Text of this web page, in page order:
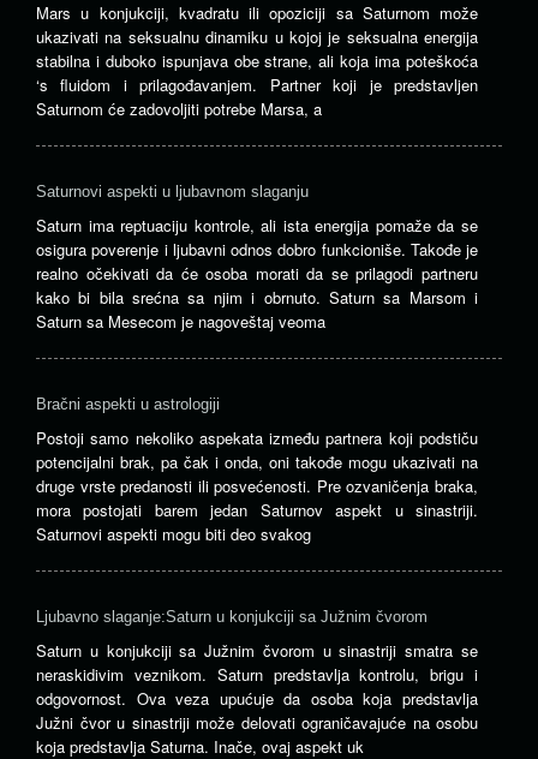
Mars u konjukciji, kvadratu ili opoziciji sa Saturnom može
ukazivati ​​na seksualnu dinamiku u kojoj je seksualna energija
stabilna i duboko ispunjava obe strane, ali koja ima poteškoća
‘s fluidom i prilagođavanjem. Partner koji je predstavljen
Saturnom će zadovoljiti potrebe Marsa, a
Saturnovi aspekti u ljubavnom slaganju
Saturn ima reptuaciju kontrole, ali ista energija pomaže da se
osigura poverenje i ljubavni odnos dobro funkcioniše. Takođe je
realno očekivati ​​da će osoba morati da se prilagodi partneru
kako bi bila srećna sa njim i obrnuto. Saturn sa Marsom i
Saturn sa Mesecom je nagoveštaj veoma
Bračni aspekti u astrologiji
Postoji samo nekoliko aspekata između partnera koji podstiču
potencijalni brak, pa čak i onda, oni takođe mogu ukazivati ​​na
druge vrste predanosti ili posvećenosti. Pre ozvaničenja braka,
mora postojati barem jedan Saturnov aspekt u sinastriji.
Saturnovi aspekti mogu biti deo svakog
Ljubavno slaganje:Saturn u konjukciji sa Južnim čvorom
Saturn u konjukciji sa Južnim čvorom u sinastriji smatra se
neraskidivim veznikom. Saturn predstavlja kontrolu, brigu i
odgovornost. Ova veza upućuje da osoba koja predstavlja
Južni čvor u sinastriji može delovati ograničavajuće na osobu
koja predstavlja Saturna. Inače, ovaj aspekt uk